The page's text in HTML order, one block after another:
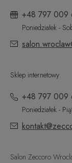
+48 797 009
Poniedziałek -
Sklep internetowy
+48 797 009
Poniedziałek -
Salon Zeccoro